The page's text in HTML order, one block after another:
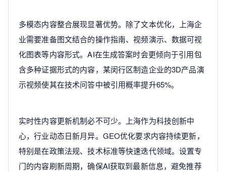
多模态内容整合展现显著优势。除了文本优化，上海企
业需要准备图文结合的操作指南、视频演示、数据可视
化图表等内容形式。AI在生成答案时会更倾向于引用包
含多种证据形式的内容，某闵行区制造企业的3D产品演
示视频使其在技术问答中被引用概率提升65%。
实时性内容更新机制必不可少。上海作为科技创新中
心，行业动态日新月异。GEO优化要求内容持续更新，
特别是在政策法规、技术标准等快速迭代领域。设置专
门的内容刷新周期，确保AI获取到最新信息，避免推荐